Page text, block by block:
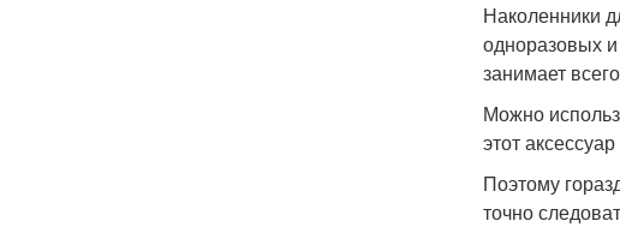
Наколенники
одноразовых
занимает
Можно
этот
Поэтому
точно